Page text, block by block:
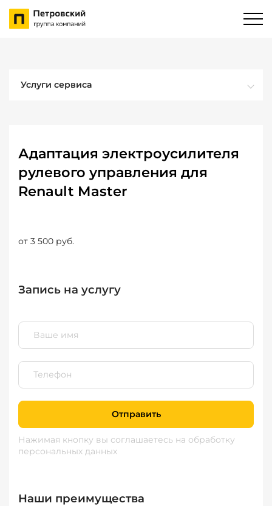
Услуги сервиса
Адаптация электроусилителя
рулевого управления для
Renault Master
от 3 500 руб.
Запись на услугу
Отправить
Нажимая кнопку вы соглашаетесь на обработку
персональных данных
Наши преимущества